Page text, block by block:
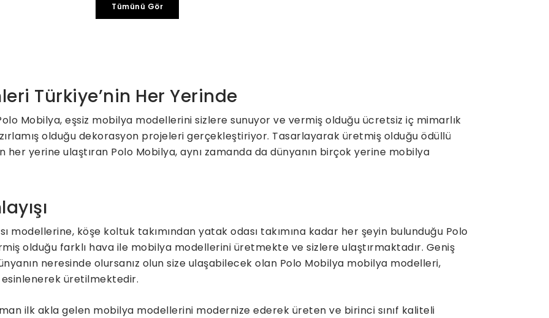
Tümünü Gör
Türkiye’nin Her Yerinde
Mobilya, eşsiz mobilya modellerini sizlere sunuyor ve vermiş olduğu ücretsiz iç mimarlık
olduğu dekorasyon projeleri gerçekleştiriyor. Tasarlayarak üretmiş olduğu ödüllü
her yerine ulaştıran Polo Mobilya, aynı zamanda da dünyanın birçok yerine mobilya
modellerine, köşe koltuk takımından yatak odası takımına kadar her şeyin bulunduğu Polo
olduğu farklı hava ile mobilya modellerini üretmekte ve sizlere ulaştırmaktadır. Geniş
neresinde olursanız olun size ulaşabilecek olan Polo Mobilya mobilya modelleri,
üretilmektedir.
ilk akla gelen mobilya modellerini modernize ederek üreten ve birinci sınıf kaliteli